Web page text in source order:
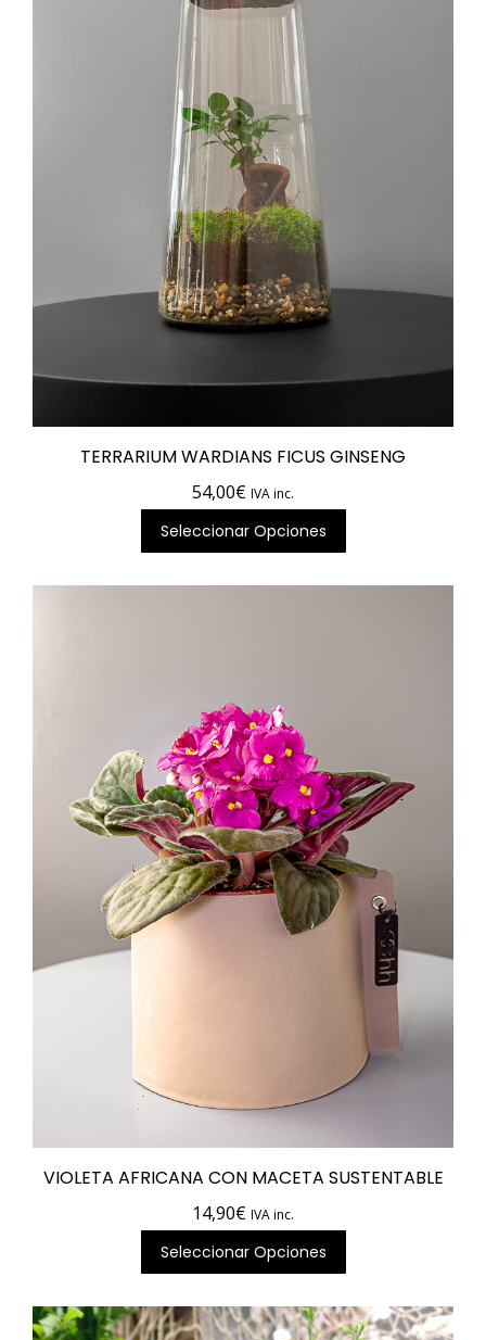
TERRARIUM WARDIANS FICUS GINSENG
54,00€ IVA inc.
Seleccionar Opciones
VIOLETA AFRICANA CON MACETA SUSTENTABLE
14,90€ IVA inc.
Seleccionar Opciones